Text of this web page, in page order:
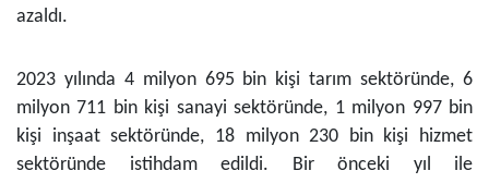
azaldı.
2023 yılında 4 milyon 695 bin kişi tarım sektöründe, 6
milyon 711 bin kişi sanayi sektöründe, 1 milyon 997 bin
kişi inşaat sektöründe, 18 milyon 230 bin kişi hizmet
sektöründe istihdam edildi. Bir önceki yıl ile